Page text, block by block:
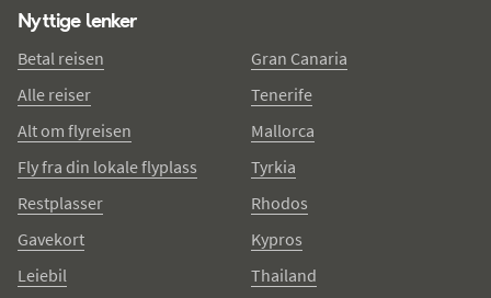
Nyttige lenker
Betal reisen
Alle reiser
Alt om flyreisen
Fly fra din lokale flyplass
Restplasser
Gavekort
Leiebil
Gran Canaria
Tenerife
Mallorca
Tyrkia
Rhodos
Kypros
Thailand